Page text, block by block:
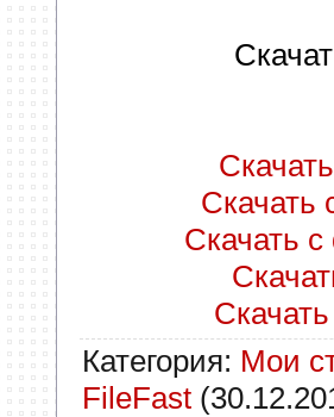
Скачать
Скачать
Категория: Мои
FileFast